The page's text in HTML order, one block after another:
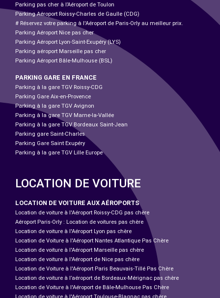
Parking pas cher à l’Aéroport de Toulon
Parking Aéroport Roissy-Charles de Gaulle (CDG)
# Réservez votre parking à l'Aéroport de Paris-Orly au meilleur prix.
Parking Aéroport Nice pas cher
Parking Aéroport Lyon-Saint-Exupéry (LYS)
Parking aéroport Marseille pas cher
Parking Aéroport Bâle-Mulhouse (BSL)
PARKING GARE EN FRANCE
Parking à la gare TGV Roissy-CDG
Parking Gare Aix-en-Provence
Parking à la gare TGV Avignon
Parking à la gare TGV Marne-la-Vallée
Parking à la gare TGV Bordeaux Saint-Jean
Parking gare Saint-Charles
Parking Gare Saint Exupéry
Parking à la gare TGV Lille Europe
LOCATION DE VOITURE
LOCATION DE VOITURE AUX AÉROPORTS
Location de voiture à l'Aéroport Roissy-CDG pas chère
Aéroport Paris-Orly : Location de voitures pas chère
Location de voiture à l'Aéroport Lyon pas chère
Location de Voiture à l'Aéroport Nantes Atlantique Pas Chère
Location de voiture à l'Aéroport Marseille pas chère
Location de voiture à l'Aéroport de Nice pas chère
Location de Voiture à l'Aéroport Paris Beauvais-Tillé Pas Chère
Location de voiture à l’aéroport de Bordeaux-Mérignac pas chère
Location de Voiture à l'Aéroport de Bâle-Mulhouse Pas Chère
Location de voiture à l'Aéroport Toulouse-Blagnac pas chère